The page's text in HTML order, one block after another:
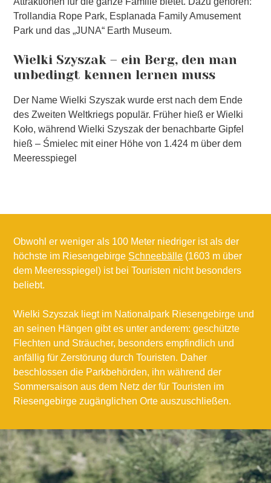
Trollandia Rope Park, Esplanada Family Amusement
Park und das „JUNA“ Earth Museum.
Wielki Szyszak – ein Berg, den man
unbedingt kennen lernen muss
Der Name Wielki Szyszak wurde erst nach dem Ende
des Zweiten Weltkriegs populär. Früher hieß er Wielki
Koło, während Wielki Szyszak der benachbarte Gipfel
hieß – Śmielec mit einer Höhe von 1.424 m über dem
Meeresspiegel
Obwohl er weniger als 100 Meter niedriger ist als der
höchste im Riesengebirge Schneebälle (1603 m über
dem Meeresspiegel) ist bei Touristen nicht besonders
beliebt.
Wielki Szyszak liegt im Nationalpark Riesengebirge und
an seinen Hängen gibt es unter anderem: geschützte
Flechten und Sträucher, besonders empfindlich und
anfällig für Zerstörung durch Touristen. Daher
beschlossen die Parkbehörden, ihn während der
Sommersaison aus dem Netz der für Touristen im
Riesengebirge zugänglichen Orte auszuschließen.